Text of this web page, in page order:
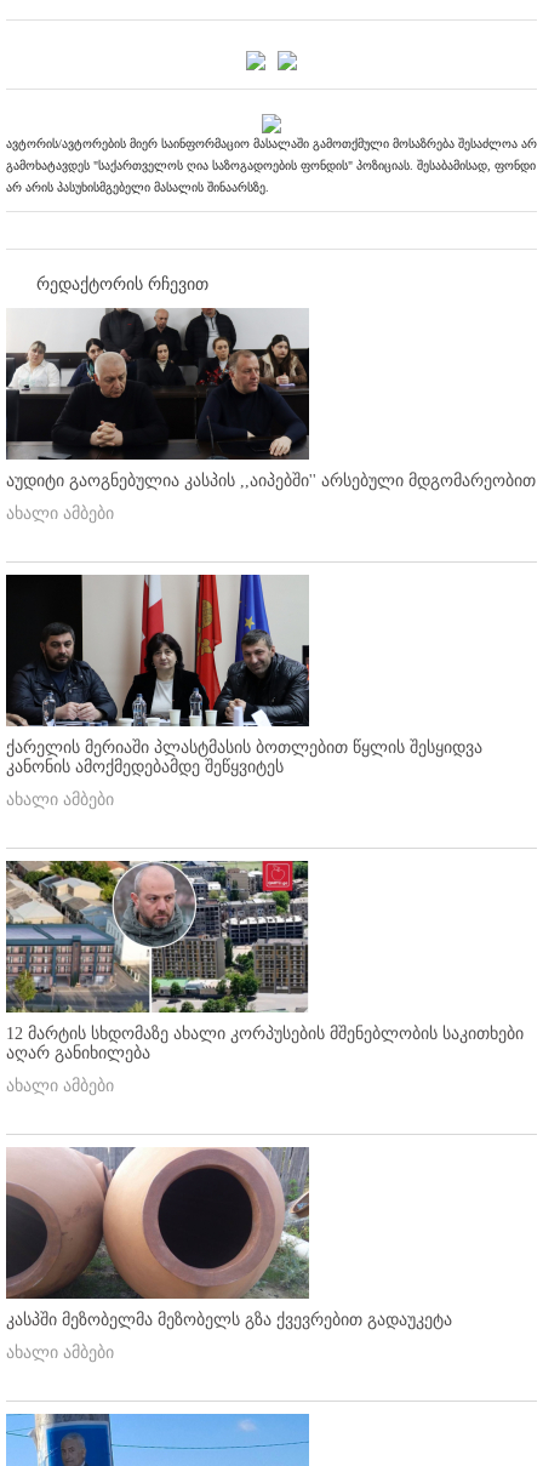
ავტორის/ავტორების მიერ საინფორმაციო მასალაში გამოთქმული მოსაზრება შესაძლოა არ
გამოხატავდეს "საქართველოს ღია საზოგადოების ფონდის" პოზიციას. შესაბამისად, ფონდი
არ არის პასუხისმგებელი მასალის შინაარსზე.
რედაქტორის რჩევით
აუდიტი გაოგნებულია კასპის ,,აიპებში'' არსებული მდგომარეობით
ახალი ამბები
ქარელის მერიაში პლასტმასის ბოთლებით წყლის შესყიდვა
კანონის ამოქმედებამდე შეწყვიტეს
ახალი ამბები
12 მარტის სხდომაზე ახალი კორპუსების მშენებლობის საკითხები
აღარ განიხილება
ახალი ამბები
კასპში მეზობელმა მეზობელს გზა ქვევრებით გადაუკეტა
ახალი ამბები